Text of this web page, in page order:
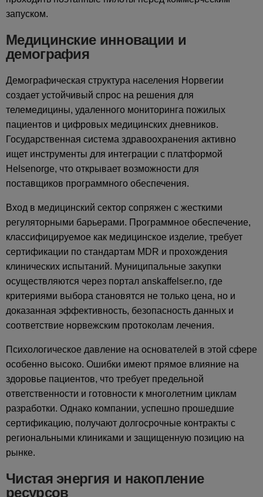
запуском.
Медицинские инновации и
демография
Демографическая структура населения Норвегии
создает устойчивый спрос на решения для
телемедицины, удаленного мониторинга пожилых
пациентов и цифровых медицинских дневников.
Государственная система здравоохранения активно
ищет инструменты для интеграции с платформой
Helsenorge, что открывает возможности для
поставщиков программного обеспечения.
Вход в медицинский сектор сопряжен с жесткими
регуляторными барьерами. Программное обеспечение,
классифицируемое как медицинское изделие, требует
сертификации по стандартам MDR и прохождения
клинических испытаний. Муниципальные закупки
осуществляются через портал anskaffelser.no, где
критериями выбора становятся не только цена, но и
доказанная эффективность, безопасность данных и
соответствие норвежским протоколам лечения.
Психологическое давление на основателей в этой сфере
особенно высоко. Ошибки имеют прямое влияние на
здоровье пациентов, что требует предельной
ответственности и готовности к многолетним циклам
разработки. Однако компании, успешно прошедшие
сертификацию, получают долгосрочные контракты с
региональными клиниками и защищенную позицию на
рынке.
Чистая энергия и накопление
ресурсов